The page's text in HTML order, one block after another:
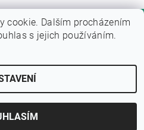
vyhrazenaUpravit nastavení cookies
Shoptet
cookie. Dalším procházením
s jejich používáním.